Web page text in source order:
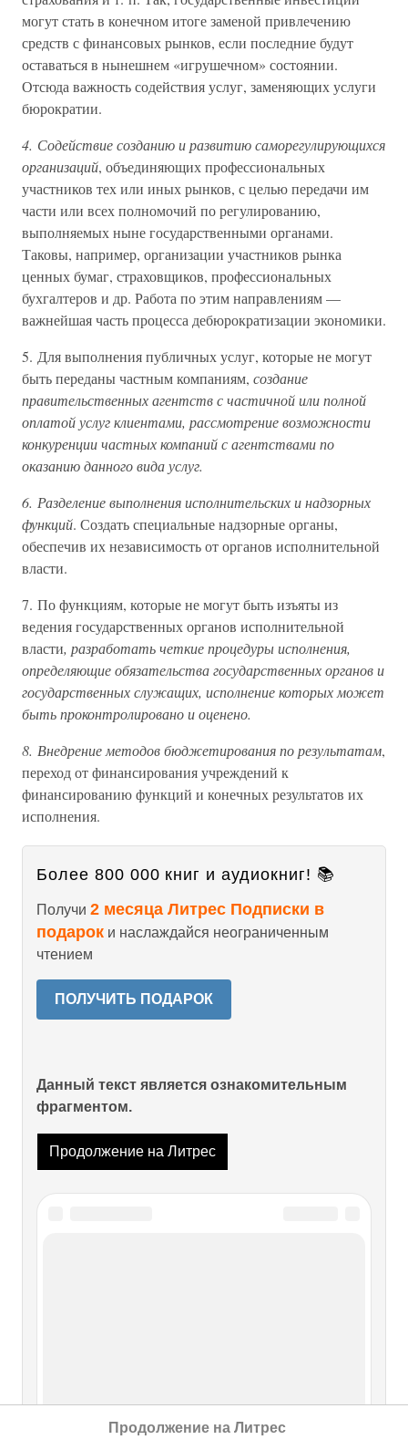
могут стать в конечном итоге заменой привлечению
средств с финансовых рынков, если последние будут
оставаться в нынешнем «игрушечном» состоянии.
Отсюда важность содействия услуг, заменяющих услуги
бюрократии.
4. Содействие созданию и развитию саморегулирующихся
организаций, объединяющих профессиональных
участников тех или иных рынков, с целью передачи им
части или всех полномочий по регулированию,
выполняемых ныне государственными органами.
Таковы, например, организации участников рынка
ценных бумаг, страховщиков, профессиональных
бухгалтеров и др. Работа по этим направлениям —
важнейшая часть процесса дебюрократизации экономики.
5. Для выполнения публичных услуг, которые не могут
быть переданы частным компаниям, создание
правительственных агентств с частичной или полной
оплатой услуг клиентами, рассмотрение возможности
конкуренции частных компаний с агентствами по
оказанию данного вида услуг.
6. Разделение выполнения исполнительских и надзорных
функций. Создать специальные надзорные органы,
обеспечив их независимость от органов исполнительной
власти.
7. По функциям, которые не могут быть изъяты из
ведения государственных органов исполнительной
власти, разработать четкие процедуры исполнения,
определяющие обязательства государственных органов и
государственных служащих, исполнение которых может
быть проконтролировано и оценено.
8. Внедрение методов бюджетирования по результатам,
переход от финансирования учреждений к
финансированию функций и конечных результатов их
исполнения.
Более 800 000 книг и аудиокниг! 📚
Получи 2 месяца Литрес Подписки в
подарок и наслаждайся неограниченным
чтением
ПОЛУЧИТЬ ПОДАРОК
Данный текст является ознакомительным
фрагментом.
Продолжение на Литрес
Продолжение на Литрес